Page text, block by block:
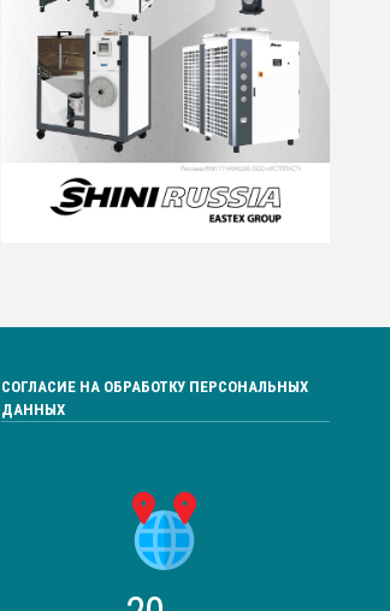
СОГЛАСИЕ НА ОБРАБОТКУ ПЕРСОНАЛЬНЫХ
ДАННЫХ